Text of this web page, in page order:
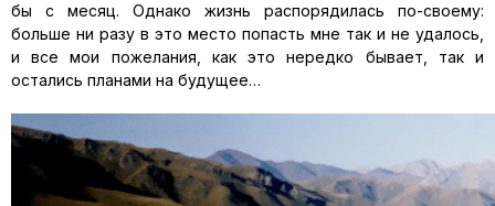
бы с месяц. Однако жизнь распорядилась по-своему:
больше ни разу в это место попасть мне так и не удалось,
и все мои пожелания, как это нередко бывает, так и
остались планами на будущее…